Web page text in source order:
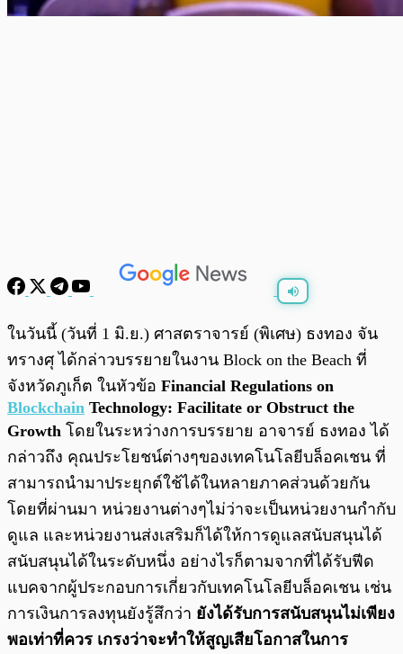
พร้อมเล่น 0:00
ในวันนี้ (วันที่ 1 มิ.ย.) ศาสตราจารย์ (พิเศษ) ธงทอง จัน
ทรางศุ ได้กล่าวบรรยายในงาน Block on the Beach ที่
จังหวัดภูเก็ต ในหัวข้อ Financial Regulations on
Blockchain Technology: Facilitate or Obstruct the
Growth โดยในระหว่างการบรรยาย อาจารย์ ธงทอง ได้
กล่าวถึง คุณประโยชน์ต่างๆของเทคโนโลยีบล็อคเชน ที่
สามารถนำมาประยุกต์ใช้ได้ในหลายภาคส่วนด้วยกัน
โดยที่ผ่านมา หน่วยงานต่างๆไม่ว่าจะเป็นหน่วยงานกำกับ
ดูแล และหน่วยงานส่งเสริมก็ได้ให้การดูแลสนับสนุนได้
สนับสนุนได้ในระดับหนึ่ง อย่างไรก็ตามจากที่ได้รับฟีด
แบคจากผู้ประกอบการเกี่ยวกับเทคโนโลยีบล็อคเชน เช่น
การเงินการลงทุนยังรู้สึกว่า ยังได้รับการสนับสนุนไม่เพียง
พอเท่าที่ควร เกรงว่าจะทำให้สูญเสียโอกาสในการ